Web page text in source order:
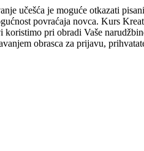
učešća je moguće otkazati
povraćaja novca. Kurs
pri obradi Vaše
obrasca za prijavu,